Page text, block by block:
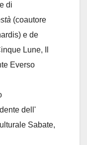
di
(coautore
e de
Lune, Il
Everso
dell'
Sabate,